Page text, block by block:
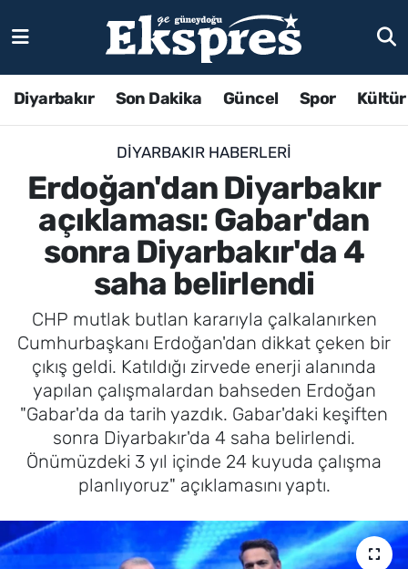
Diyarbakır Son Dakika Güncel Spor
DIYARBAKIR HABERLERI
Erdoğan'dan Diyarbakır
açıklaması: Gabar'dan
sonra Diyarbakır'da 4
saha belirlendi
CHP mutlak butlan kararıyla çalkalanırken
Cumhurbaşkanı Erdoğan'dan dikkat çeken bir
çıkış geldi. Katıldığı zirvede enerji alanında
yapılan çalışmalardan bahseden Erdoğan
"Gabar'da da tarih yazdık. Gabar'daki keşiften
sonra Diyarbakır'da 4 saha belirlendi.
Önümüzdeki 3 yıl içinde 24 kuyuda çalışma
planlıyoruz" açıklamasını yaptı.